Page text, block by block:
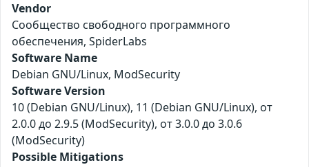
Vendor
Сообщество свободного программного
обеспечения, SpiderLabs
Software Name
Debian GNU/Linux, ModSecurity
Software Version
10 (Debian GNU/Linux), 11 (Debian GNU/Linux), от
2.0.0 до 2.9.5 (ModSecurity), от 3.0.0 до 3.0.6
(ModSecurity)
Possible Mitigations